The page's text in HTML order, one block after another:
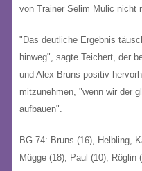
von Trainer Selim Mulic nicht
"Das deutliche Ergebnis
hinweg", sagte Teichert, der
und Alex Bruns positiv
mitzunehmen, "wenn wir der
aufbauen".
BG 74: Bruns (16), Helbling,
Mügge (18), Paul (10), Röglin